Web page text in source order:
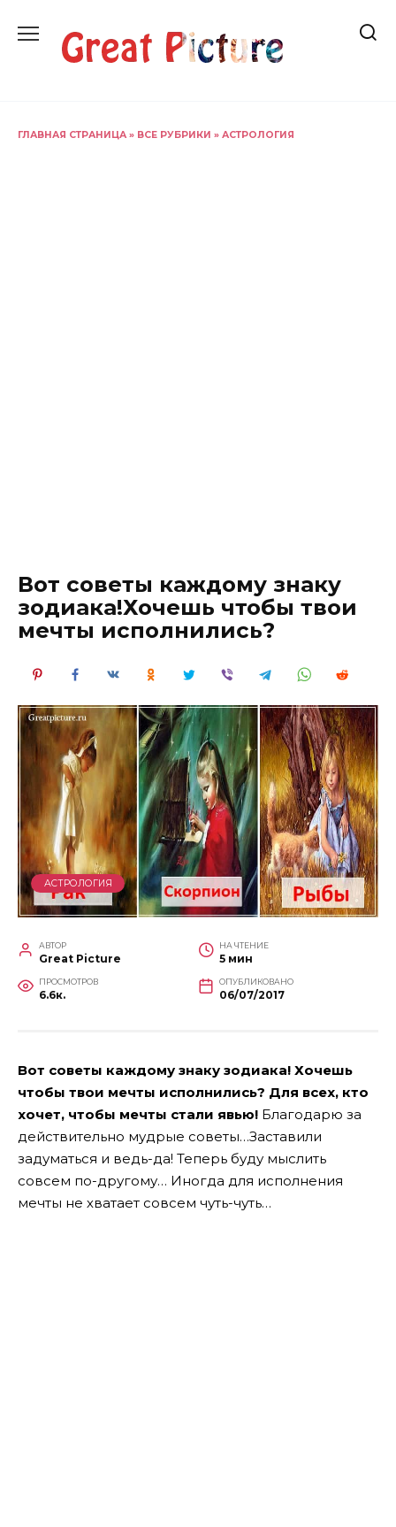
содержанию
ГЛАВНАЯ СТРАНИЦА » ВСЕ РУБРИКИ » АСТРОЛОГИЯ
Вот советы каждому знаку
зодиака!Хочешь чтобы твои
мечты исполнились?
АСТРОЛОГИЯ
АВТОР
Great Picture
НА ЧТЕНИЕ
5 мин
ПРОСМОТРОВ
6.6к.
ОПУБЛИКОВАНО
06/07/2017
Вот советы каждому знаку зодиака! Хочешь
чтобы твои мечты исполнились? Для всех, кто
хочет, чтобы мечты стали явью! Благодарю за
действительно мудрые советы…Заставили
задуматься и ведь-да! Теперь буду мыслить
совсем по-другому… Иногда для исполнения
мечты не хватает совсем чуть-чуть…